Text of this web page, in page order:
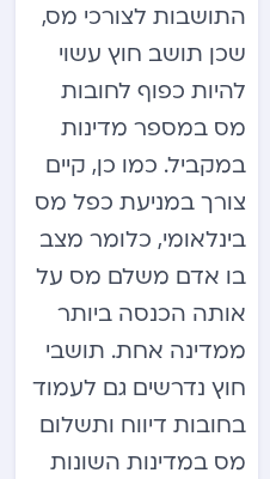
התושבות לצורכי מס,
שכן תושב חוץ עשוי
להיות כפוף לחובות
מס במספר מדינות
במקביל. כמו כן, קיים
צורך במניעת כפל מס
בינלאומי, כלומר מצב
בו אדם משלם מס על
אותה הכנסה ביותר
ממדינה אחת. תושבי
חוץ נדרשים גם לעמוד
בחובות דיווח ותשלום
מס במדינות השונות